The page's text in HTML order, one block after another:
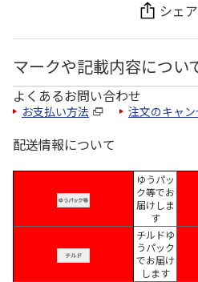
シェ
マークや記載内容につい
よくあるお問い合わせ
お支払い方法 注文のキャ
配送情報について
ゆうパッ
ク等でお
届けしま
す
チルドゆ
うパック
でお届け
します